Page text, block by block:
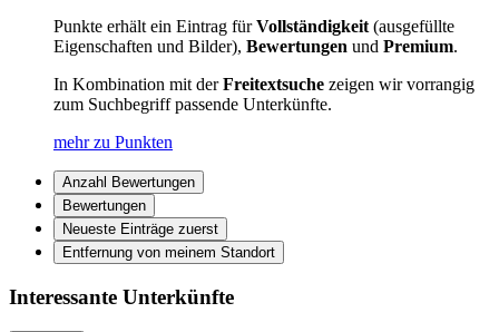
Punkte erhält ein Eintrag fürVollständigkeit (ausgefüllte
Eigenschaften und Bilder), Bewertungen und Premium.
In Kombination mit derFreitextsuche zeigen wir vorrangig
zum Suchbegriff passende Unterkünfte.
mehr zu Punkten
Anzahl Bewertungen
Bewertungen
Neueste Einträge zuerst
Entfernung von meinem Standort
Interessante Unterkünfte